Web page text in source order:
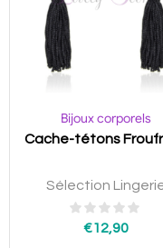
Bijoux corporels
Cache-tétons
Sélection
€12,90